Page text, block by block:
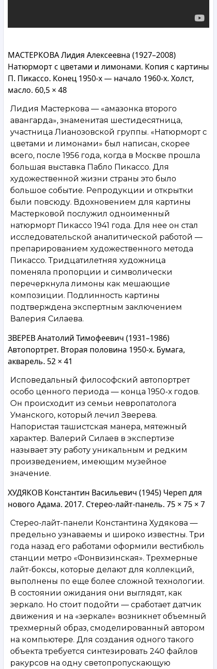
МАСТЕРКОВА Лидия Алексеевна (1927–2008)
Натюрморт с цветами и лимонами. Копия с картины
П. Пикассо. Конец 1950-х — начало 1960-х. Холст,
масло. 60,5 × 48
Лидия Мастеркова — «амазонка второго
авангарда», знаменитая шестидесятница,
участница Лианозовской группы. «Натюрморт с
цветами и лимонами» был написан, скорее
всего, после 1956 года, когда в Москве прошла
большая выставка Пабло Пикассо. Для
художественной жизни страны это было
большое событие. Репродукции и открытки
были повсюду. Вдохновением для картины
Мастерковой послужил одноименный
натюрморт Пикассо 1941 года. Для нее он стал
исследовательской аналитической работой —
препарированием художественного метода
Пикассо. Тридцатилетняя художница
поменяла пропорции и символически
перечеркнула лимоны как мешающие
композиции. Подлинность картины
подтверждена экспертным заключением
Валерия Силаева.
ЗВЕРЕВ Анатолий Тимофеевич (1931–1986)
Автопортрет. Вторая половина 1950-х. Бумага,
акварель. 52 × 41
Исповедальный философский автопортрет
особо ценного периода — конца 1950-х годов.
Он происходит из семьи невропатолога
Уманского, который лечил Зверева.
Напористая ташистская манера, мятежный
характер. Валерий Силаев в экспертизе
называет эту работу уникальным и редким
произведением, имеющим музейное
значение.
ХУДЯКОВ Константин Васильевич (1945) Череп для
нового Адама. 2017. Стерео-лайт-панель. 75 × 75 × 7
Стерео-лайт-панели Константина Худякова —
предельно узнаваемы и широко известны. Три
года назад его работами оформили вестибюль
станции метро «Фонвизинская». Трехмерные
лайт-боксы, которые делают для коллекций,
выполнены по еще более сложной технологии.
В состоянии ожидания они выглядят, как
зеркало. Но стоит подойти — сработает датчик
движения и на «зеркале» возникнет объемный
трехмерный образ, смоделированный автором
на компьютере. Для создания одного такого
объекта требуется синтезировать 240 файлов
ракурсов на одну светопропускающую